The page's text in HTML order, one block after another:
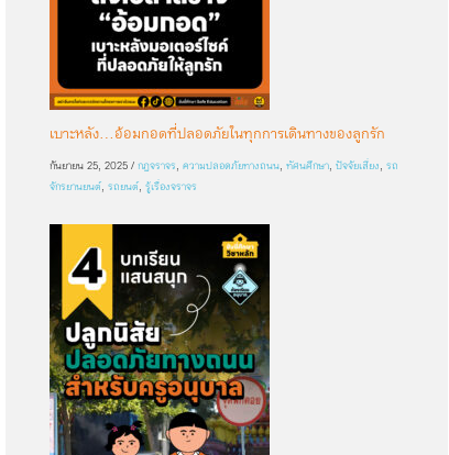
เบาะหลัง…อ้อมกอดที่ปลอดภัยในทุกการเดินทางของลูกรัก
กันยายน 25, 2025/ กฎจราจร, ความปลอดภัยทางถนน, ทัศนศึกษา, ปัจจัยเสี่ยง, รถ
จักรยานยนต์, รถยนต์, รู้เรื่องจราจร